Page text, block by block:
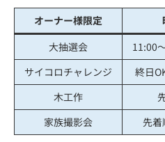
オーナー様限定
大抽選会
11:00
サイコロチャレンジ
終日
木工作
家族撮影会
先